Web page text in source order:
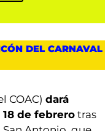
DEL CARNAVAL
COAC) dará
de febrero tras